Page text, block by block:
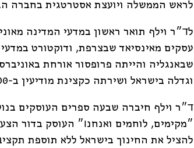
לראש הממשלה ויועצת אסטרטגית בחברה
לד״ר וילף תואר ראשון במדעי המדינה
עסקים מאינסיאד שבצרפת, ודוקטורט
שבאנגליה והייתה פרופסור אורחת
וגדלה בישראל ושירתה כקצינת מודיעין ב-8200.
ד״ר וילף חיברה שבעה ספרים העוסקים
״מקימים, לוחמים ואנחנו״ העוסק בדור
להציל את החינוך בישראל ללא תוספת